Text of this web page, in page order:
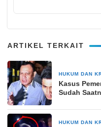
ARTIKEL TERKAIT
HUKUM DAN
Kasus
Sudah
HUKUM DAN